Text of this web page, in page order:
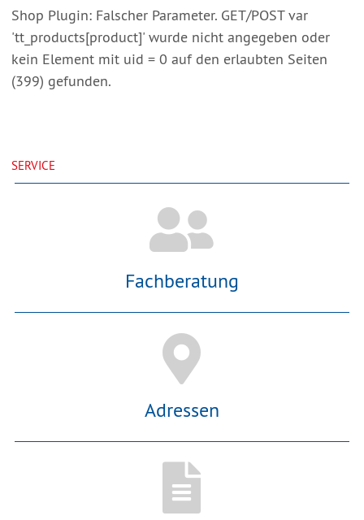
Shop Plugin: Falscher Parameter. GET/POST var
'tt_products[product]' wurde nicht angegeben oder
kein Element mit uid = 0 auf den erlaubten Seiten
(399) gefunden.
SERVICE
Fachberatung
Adressen